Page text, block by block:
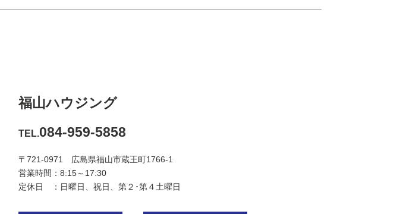
福山ハウジング
TEL.084-959-5858
〒721-0971 広島県福山市蔵王町1766-1
営業時間：8:15～17:30
定休日 ：日曜日、祝日、第２･第４土曜日